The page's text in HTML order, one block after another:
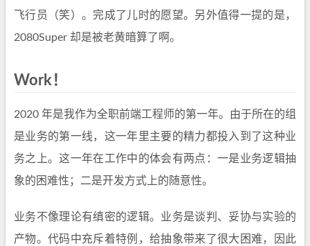
飞行员（笑）。完成了儿时的愿望。另外值得一提的是，
2080Super 却是被老黄暗算了啊。
Work！
2020 年是我作为全职前端工程师的第一年。由于所在的组
是业务的第一线，这一年里主要的精力都投入到了这种业
务之上。这一年在工作中的体会有两点：一是业务逻辑抽
象的困难性；二是开发方式上的随意性。
业务不像理论有缜密的逻辑。业务是谈判、妥协与实验的
产物。代码中充斥着特例，给抽象带来了很大困难，因此